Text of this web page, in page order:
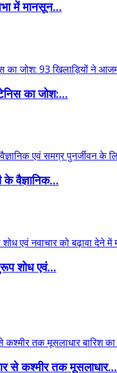
में मानसून...
का जोश:...
के वैज्ञानिक...
शोध एवं...
से कश्मीर तक मूसलाधार...